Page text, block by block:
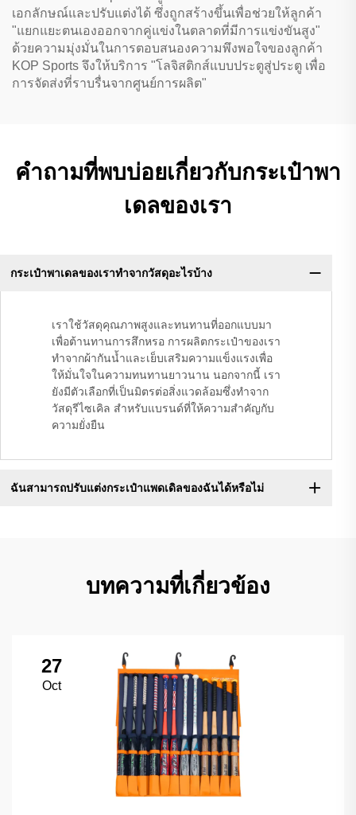
เอกลักษณ์และปรับแต่งได้ ซึ่งถูกสร้างขึ้นเพื่อช่วยให้ลูกค้า
"แยกแยะตนเองออกจากคู่แข่งในตลาดที่มีการแข่งขันสูง"
ด้วยความมุ่งมั่นในการตอบสนองความพึงพอใจของลูกค้า
KOP Sports จึงให้บริการ "โลจิสติกส์แบบประตูสู่ประตู เพื่อ
การจัดส่งที่ราบรื่นจากศูนย์การผลิต"
คำถามที่พบบ่อยเกี่ยวกับกระเป๋าพา
เดลของเรา
กระเป๋าพาเดลของเราทำจากวัสดุอะไรบ้าง
เราใช้วัสดุคุณภาพสูงและทนทานที่ออกแบบมา
เพื่อต้านทานการสึกหรอ การผลิตกระเป๋าของเรา
ทำจากผ้ากันน้ำและเย็บเสริมความแข็งแรงเพื่อ
ให้มั่นใจในความทนทานยาวนาน นอกจากนี้ เรา
ยังมีตัวเลือกที่เป็นมิตรต่อสิ่งแวดล้อมซึ่งทำจาก
วัสดุรีไซเคิล สำหรับแบรนด์ที่ให้ความสำคัญกับ
ความยั่งยืน
ฉันสามารถปรับแต่งกระเป๋าแพดเดิลของฉันได้หรือไม่
บทความที่เกี่ยวข้อง
27
Oct